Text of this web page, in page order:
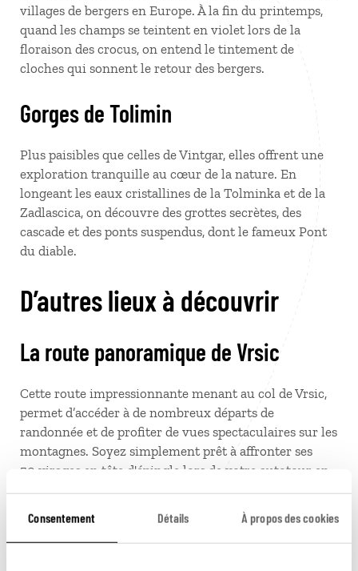
Consentement Détails À propos des cookies
villages de bergers en Europe. À la fin du printemps,
quand les champs se teintent en violet lors de la
floraison des crocus, on entend le tintement de
cloches qui sonnent le retour des bergers.
Gorges de Tolimin
Plus paisibles que celles de Vintgar, elles offrent une
exploration tranquille au cœur de la nature. En
longeant les eaux cristallines de la Tolminka et de la
Zadlascica, on découvre des grottes secrètes, des
cascade et des ponts suspendus, dont le fameux Pont
du diable.
D’autres lieux à découvrir
La route panoramique de Vrsic
Cette route impressionnante menant au col de Vrsic,
permet d’accéder à de nombreux départs de
randonnée et de profiter de vues spectaculaires sur les
montagnes. Soyez simplement prêt à affronter ses
50 virages en tête d'épingle lors de votre autotour en
Slovénie !
Cascade Pericnik